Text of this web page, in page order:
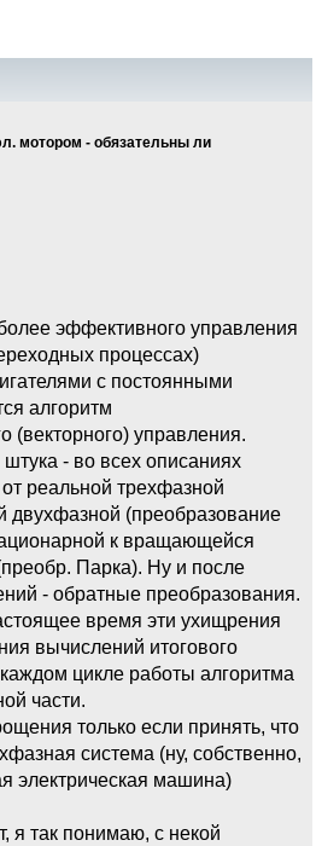
мотором - обязательны ли
эффективного управления
процессах)
с постоянными
алгоритм
(векторного) управления.
штука - во всех описаниях
реальной трехфазной
двухфазной (преобразование
к вращающейся
Парка). Ну и после
- обратные преобразования.
время эти ухищрения
вычислений итогового
цикле работы алгоритма
части.
только если принять, что
система (ну, собственно,
электрическая машина)
я так понимаю, с некой